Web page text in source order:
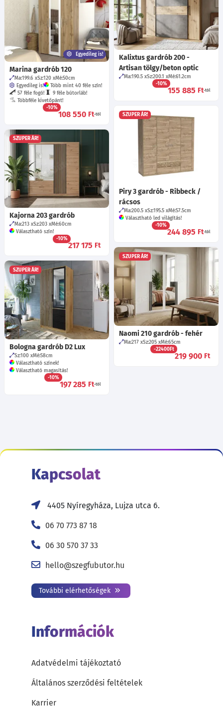
Kalixtus gardrób 200 -
Artisan tölgy/beton optic
Ma:190.5 Sz:200.1 Mé:61.2cm
-10%
155 885 Ft-tól
Egyedileg is!
Marina gardrób 120
Ma:199.6 Sz:120 Mé:50cm
Egyedileg is!
Több mint 40 féle szín!
57 féle fogó!
9 féle bútorláb!
Többféle kivetőpánt!
-10%
108 550 Ft-tól SZUPER ÁR!
Piry 3 gardrób - Ribbeck /
rácsos
Ma:200.5 Sz:195.5 Mé:57.5cm
Választható led világítás!
-10%
244 895 Ft-tól
SZUPER ÁR!
Kajorna 203 gardrób
Ma:213 Sz:203 Mé:60cm
Választható szín!
-10%
217 175 Ft
SZUPER ÁR!
Naomi 210 gardrób - fehér
Ma:217 Sz:205 Mé:65cm
-22400Ft
219 900 Ft
SZUPER ÁR!
Bologna gardrób D2 Lux
Sz:100 Mé:58cm
Választható színek!
Választható magasítás!
-10%
197 285 Ft-tól
Kapcsolat
4405 Nyíregyháza, Lujza utca 6.
06 70 773 87 18
06 30 570 37 33
hello@szegfubutor.hu
További elérhetőségek
Információk
Adatvédelmi tájékoztató
Általános szerződési feltételek
Karrier